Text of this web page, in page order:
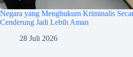
Negara yang Menghukum Kriminalis
Cenderung Jadi Lebih Aman
28 Juli 2026